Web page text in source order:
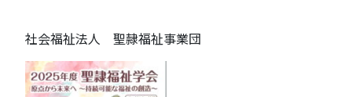
社会福祉法人 聖隷福祉事業団